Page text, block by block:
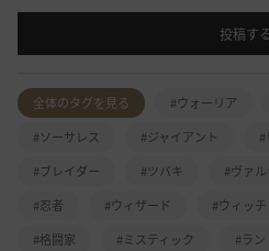
投稿する
全体のタグを見る #ウォーリア
#ソーサレス
#ジャイアント
#ブレイダー
#ツバキ #ヴァ
#忍者
#ウィザード #ウィッチ
#格闘家
#ミスティック #ラン